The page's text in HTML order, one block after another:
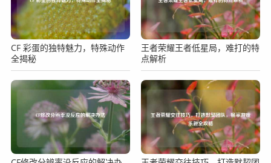
CF 彩蛋的独特魅力，特殊动作
全揭秘
王者荣耀王者低星局，难打的特
点解析